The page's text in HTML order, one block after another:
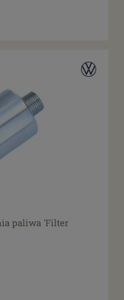
paliwa 'Filter